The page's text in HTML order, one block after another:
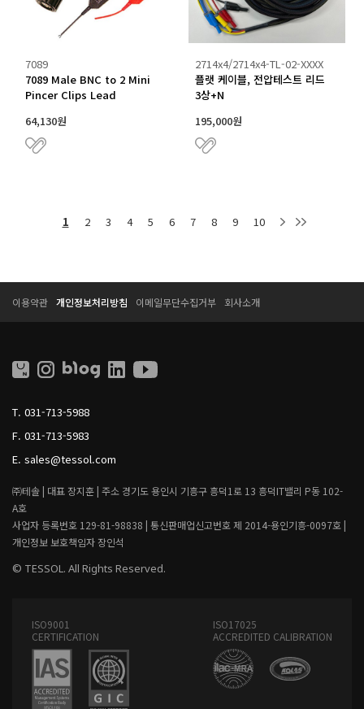
7089
7089 Male BNC to 2 Mini
Pincer Clips Lead
64,130원
2714x4/2714x4-TL-02-XXXX
플랫 케이블, 전압테스트 리드
3상+N
195,000원
1 2 3 4 5 6 7 8 9 10
T. 031-713-5988
F. 031-713-5983
E. sales@tessol.com
㈜테솔 | 대표 장지훈 | 주소 경기도 용인시 기흥구 흥덕1로 13 흥덕IT밸리 P동 102-
A호
사업자 등록번호 129-81-98838 | 통신판매업신고번호 제 2014-용인기흥-0097호 |
개인정보 보호책임자 장인석
© TESSOL. All Rights Reserved.
ISO9001
CERTIFICATION
ISO17025
ACCREDITED CALIBRATION
이용약관 개인정보처리방침 이메일무단수집거부 회사소개